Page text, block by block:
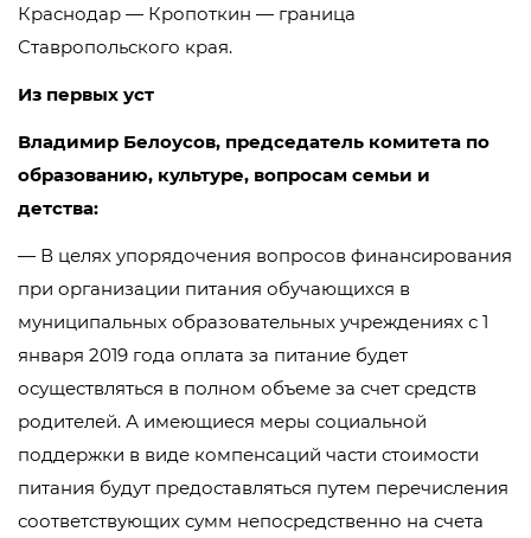
Краснодар — Кропоткин — граница
Ставропольского края.
Из первых уст
Владимир Белоусов, председатель комитета по
образованию, культуре, вопросам семьи и
детства:
— В целях упорядочения вопросов финансирования
при организации питания обучающихся в
муниципальных образовательных учреждениях с 1
января 2019 года оплата за питание будет
осуществляться в полном объеме за счет средств
родителей. А имеющиеся меры социальной
поддержки в виде компенсаций части стоимости
питания будут предоставляться путем перечисления
соответствующих сумм непосредственно на счета